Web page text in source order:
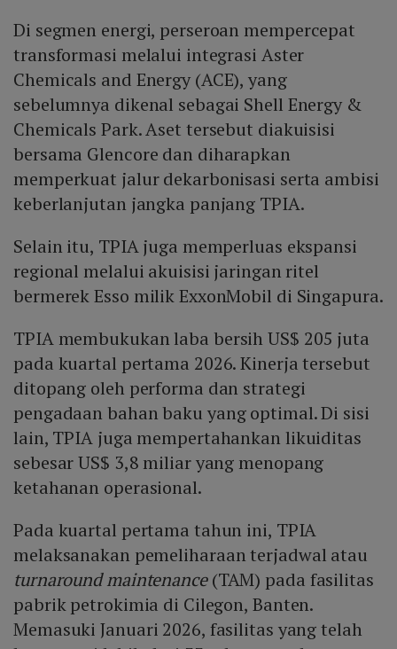
Di segmen energi, perseroan mempercepat
transformasi melalui integrasi Aster
Chemicals and Energy (ACE), yang
sebelumnya dikenal sebagai Shell Energy &
Chemicals Park. Aset tersebut diakuisisi
bersama Glencore dan diharapkan
memperkuat jalur dekarbonisasi serta ambisi
keberlanjutan jangka panjang TPIA.
Selain itu, TPIA juga memperluas ekspansi
regional melalui akuisisi jaringan ritel
bermerek Esso milik ExxonMobil di Singapura.
TPIA membukukan laba bersih US$ 205 juta
pada kuartal pertama 2026. Kinerja tersebut
ditopang oleh performa dan strategi
pengadaan bahan baku yang optimal. Di sisi
lain, TPIA juga mempertahankan likuiditas
sebesar US$ 3,8 miliar yang menopang
ketahanan operasional.
Pada kuartal pertama tahun ini, TPIA
melaksanakan pemeliharaan terjadwal atau
turnaround maintenance(TAM) pada fasilitas
pabrik petrokimia di Cilegon, Banten.
Memasuki Januari 2026, fasilitas yang telah